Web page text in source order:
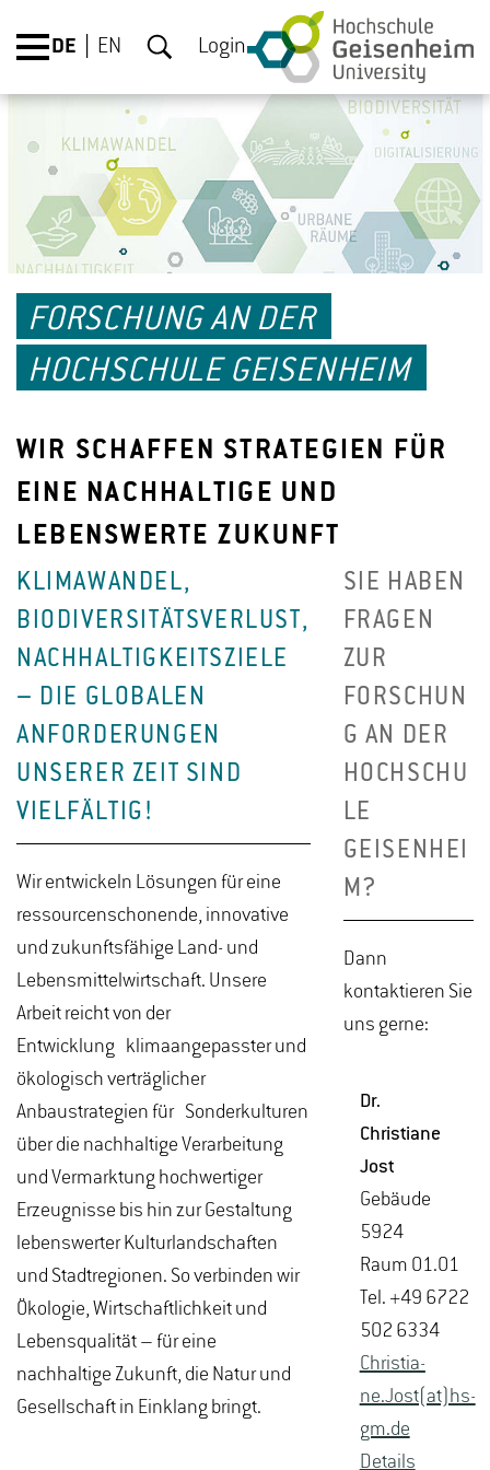
DE EN Login
FORSCHUNG AN DER
HOCHSCHULE GEISENHEIM
WIR SCHAFFEN STRATEGIEN FÜR
EINE NACHHALTIGE UND
LEBENSWERTE ZUKUNFT
KLIMAWANDEL,
BIODIVERSITÄTSVERLUST,
NACHHALTIGKEITSZIELE
– DIE GLOBALEN
ANFORDERUNGEN
UNSERER ZEIT SIND
VIELFÄLTIG!
Wir entwickeln Lösungen für eine
ressourcenschonende, innovative
und zukunftsfähige Land- und
Lebensmittelwirtschaft. Unsere
Arbeit reicht von der
Entwicklung klimaangepasster und
ökologisch verträglicher
Anbaustrategien für Sonderkulturen
über die nachhaltige Verarbeitung
und Vermarktung hochwertiger
Erzeugnisse bis hin zur Gestaltung
lebenswerter Kulturlandschaften
und Stadtregionen. So verbinden wir
Ökologie, Wirtschaftlichkeit und
Lebensqualität – für eine
nachhaltige Zukunft, die Natur und
Gesellschaft in Einklang bringt.
SIE HABEN
FRAGEN
ZUR
FORSCHUN
G AN DER
HOCHSCHU
LE
GEISENHEI
M?
Dann
kontaktieren Sie
uns gerne:
Dr.
Chris­tia­ne
Jost
Ge­bäu­de
5924
Raum 01.01
Tel. +49 6722
502 6334
Chris­tia­
ne.Jost(at)hs-​
gm.​de
De­tails